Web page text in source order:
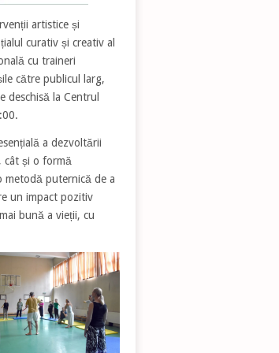
artistice și
curativ și creativ al
cu traineri
către publicul larg,
la Centrul
a dezvoltării
cât și o formă
metodă puternică de a
un impact pozitiv
bună a vieții, cu